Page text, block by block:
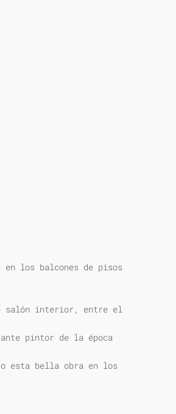
los balcones de pisos
salón interior, entre el
pintor de la época
esta bella obra en los